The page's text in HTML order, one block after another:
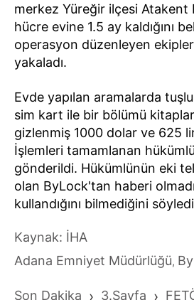
merkez Yüreğir ilçesi Atakent
hücre evine 1.5 ay kaldığını
operasyon düzenleyen
yakaladı.
Evde yapılan aramalarda
sim kart ile bir bölümü
gizlenmiş 1000 dolar ve 625
İşlemleri tamamlanan
gönderildi. Hükümlünün eki
olan ByLock'tan haberi
kullandığını bilmediğini
Kaynak: İHA
Adana Emniyet Müdürlüğü,
Son Dakika › 3.Sayfa ›